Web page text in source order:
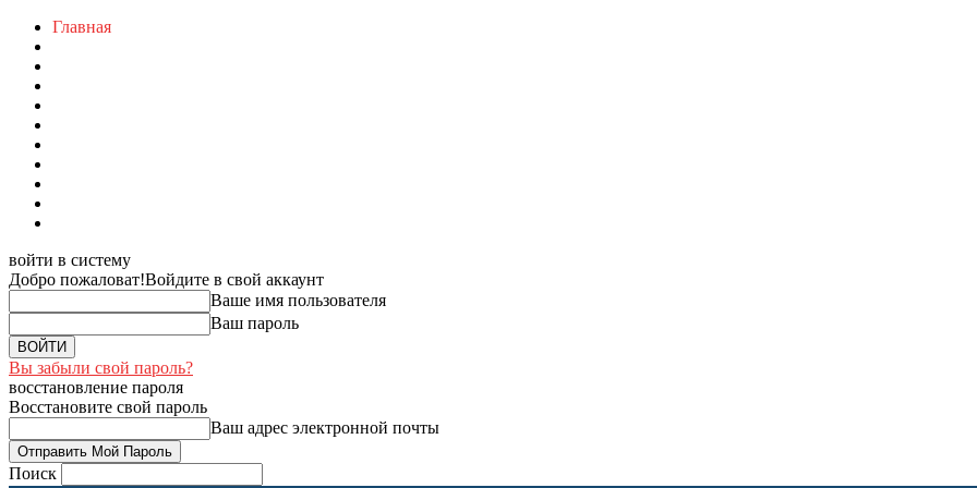
Главная
войти в систему
Добро пожаловат!Войдите в свой аккаунт
Ваше имя пользователя
Ваш пароль
Вы забыли свой пароль?
восстановление пароля
Восстановите свой пароль
Ваш адрес электронной почты
Поиск